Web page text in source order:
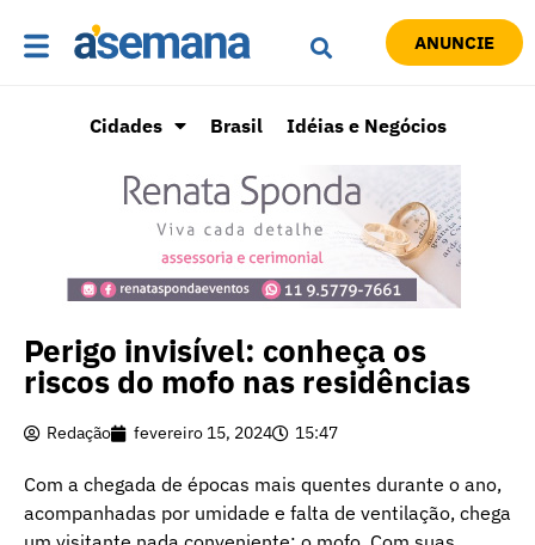
ANUNCIE
Cidades Brasil Idéias e Negócios
Perigo invisível: conheça os
riscos do mofo nas residências
Redação fevereiro 15, 2024 15:47
Com a chegada de épocas mais quentes durante o ano,
acompanhadas por umidade e falta de ventilação, chega